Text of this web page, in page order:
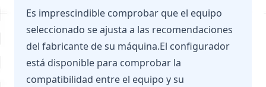
Es imprescindible comprobar que el equipo
seleccionado se ajusta a las recomendaciones
del fabricante de su máquina.El configurador
está disponible para comprobar la
compatibilidad entre el equipo y su